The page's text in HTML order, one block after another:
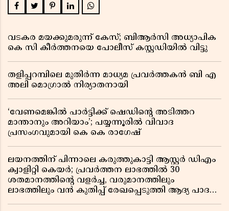
വടകര മയക്കുമരുന്ന് കേസ്; ബിആർസി അധ്യാപിക
കെ സി കീർത്തനയെ പോലീസ് കസ്റ്റഡിയിൽ വിട്ടു
തളിപ്പറമ്പിലെ മുതിർന്ന മാധ്യമ പ്രവർത്തകൻ ബി എ
അലി മൊഗ്രാൽ നിര്യാതനായി
‘വേണമെങ്കിൽ പാർട്ടിക്ക് ഷെഡിൻ്റെ അടിത്തറ
മാന്താനും അറിയാം’; പയ്യന്നൂരിൽ വിവാദ
പ്രസംഗവുമായി കെ കെ രാഗേഷ്
ലയനത്തിന് പിന്നാലെ കരുത്തുകാട്ടി ആസ്റ്റർ ഡിഎം
ക്വാളിറ്റി കെയർ; പ്രവർത്തന ലാഭത്തിൽ 30
ശതമാനത്തിൻ്റെ വളർച്ച, വരുമാനത്തിലും
ലാഭത്തിലും വൻ കുതിപ്പ് രേഖപ്പെടുത്തി ആദ്യ പാദ